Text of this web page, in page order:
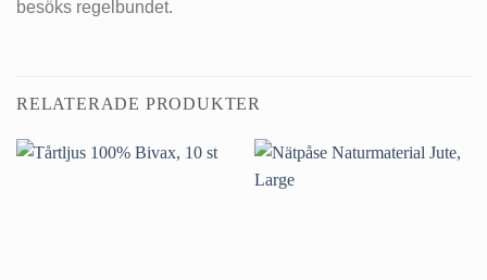
besöks regelbundet.
RELATERADE PRODUKTER